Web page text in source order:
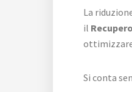
La
il
Si conta